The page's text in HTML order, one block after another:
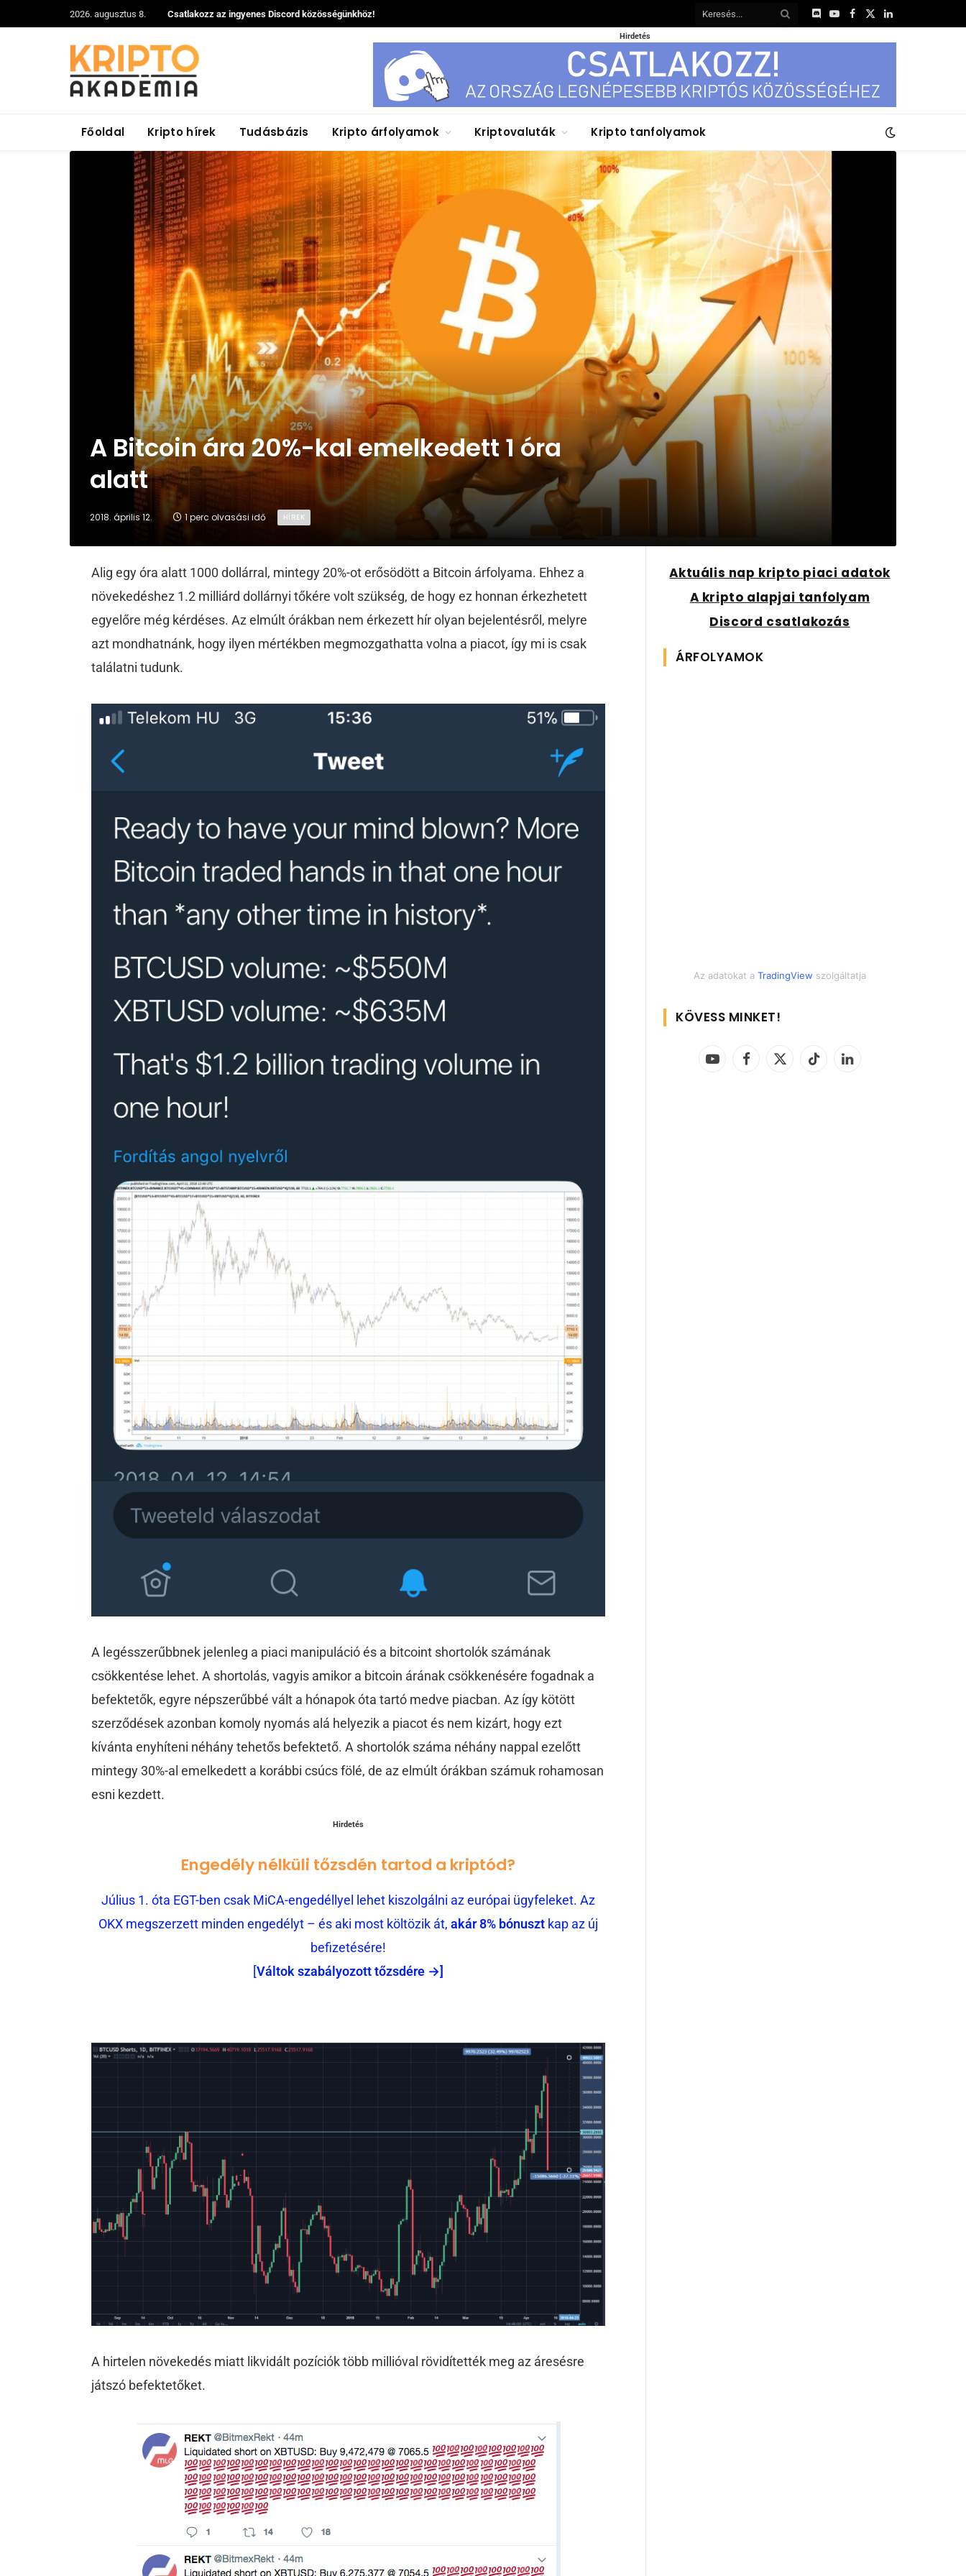
2026. augusztus 8. Csatlakozz az ingyenes Discord közösségünkhöz!
DiscordYouTube
Facebook
X
LinkedIn
Hirdetés
Főoldal Kripto hírek Tudásbázis Kripto árfolyamok Kriptovaluták Kripto tanfolyamok
A Bitcoin ára 20%-kal emelkedett 1 óra
alatt
2018. április 12. 1 perc olvasási idő HÍREK
Alig egy óra alatt 1000 dollárral, mintegy 20%-ot erősödött a Bitcoin árfolyama. Ehhez a
növekedéshez 1.2 milliárd dollárnyi tőkére volt szükség, de hogy ez honnan érkezhetett
egyelőre még kérdéses. Az elmúlt órákban nem érkezett hír olyan bejelentésről, melyre
azt mondhatnánk, hogy ilyen mértékben megmozgathatta volna a piacot, így mi is csak
találatni tudunk.
A legésszerűbbnek jelenleg a piaci manipuláció és a bitcoint shortolók számának
csökkentése lehet. A shortolás, vagyis amikor a bitcoin árának csökkenésére fogadnak a
befektetők, egyre népszerűbbé vált a hónapok óta tartó medve piacban. Az így kötött
szerződések azonban komoly nyomás alá helyezik a piacot és nem kizárt, hogy ezt
kívánta enyhíteni néhány tehetős befektető. A shortolók száma néhány nappal ezelőtt
mintegy 30%-al emelkedett a korábbi csúcs fölé, de az elmúlt órákban számuk rohamosan
esni kezdett.
Hirdetés
Engedély nélküli tőzsdén tartod a kriptód?
Július 1. óta EGT-ben csak MiCA-engedéllyel lehet kiszolgálni az európai ügyfeleket. Az
OKX megszerzett minden engedélyt – és aki most költözik át, akár 8% bónuszt kap az új
befizetésére!
[Váltok szabályozott tőzsdére →]
A hirtelen növekedés miatt likvidált pozíciók több millióval rövidítették meg az áresésre
játszó befektetőket.
Aktuális nap kripto piaci adatok
A kripto alapjai tanfolyam
Discord csatlakozás
ÁRFOLYAMOK
Az adatokat a TradingView szolgáltatja
KÖVESS MINKET!
YouTubeFacebook
X
TikTok LinkedIn